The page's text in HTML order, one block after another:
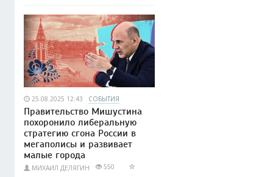
25.08.2025 12:43 СОБЫТИЯ
Правительство Мишустина
похоронило либеральную
стратегию сгона России в
мегаполисы и развивает
малые города
МИХАИЛ ДЕЛЯГИН 550